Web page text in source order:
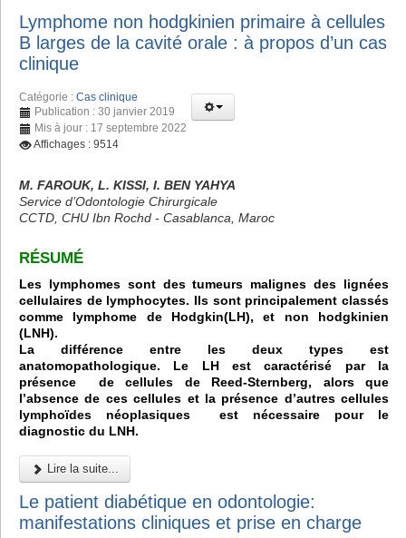
Lymphome non hodgkinien primaire à cellules
B larges de la cavité orale : à propos d’un cas
clinique
Catégorie : Cas clinique
Publication : 30 janvier 2019
Mis à jour : 17 septembre 2022
Affichages : 9514
M. FAROUK, L. KISSI, I. BEN YAHYA
Service d’Odontologie Chirurgicale
CCTD, CHU Ibn Rochd - Casablanca, Maroc
RÉSUMÉ
Les lymphomes sont des tumeurs malignes des lignées
cellulaires de lymphocytes. Ils sont principalement classés
comme lymphome de Hodgkin(LH), et non hodgkinien
(LNH).
La différence entre les deux types est
anatomopathologique. Le LH est caractérisé par la
présence de cellules de Reed-Sternberg, alors que
l’absence de ces cellules et la présence d’autres cellules
lymphoïdes néoplasiques est nécessaire pour le
diagnostic du LNH.
Lire la suite...
Le patient diabétique en odontologie:
manifestations cliniques et prise en charge